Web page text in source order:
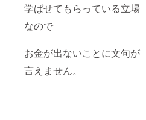
学ばせてもらっている立場
なので
お金が出ないことに文句が
言えません。